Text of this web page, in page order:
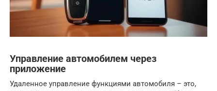
Управление автомобилем через
приложение
Удаленное управление функциями автомобиля – это,